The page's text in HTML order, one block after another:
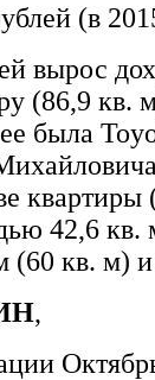
(в
вырос
(86,9 кв.
была
42,6 кв.
(60 кв. м) и
,